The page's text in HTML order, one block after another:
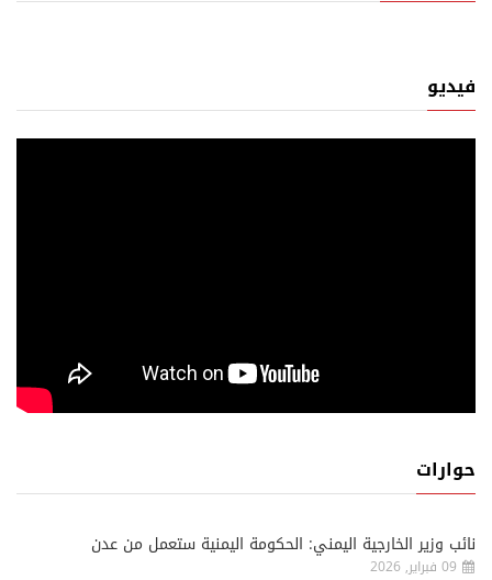
فيديو
حوارات
نائب وزير الخارجية اليمني: الحكومة اليمنية ستعمل من عدن
09 فبراير, 2026